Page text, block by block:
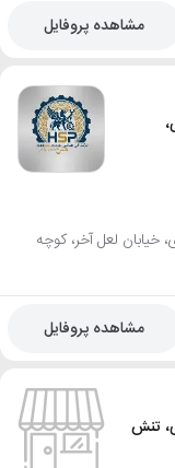
مشاهده پروفایل
خیابان لعل آخر، کوچه
مشاهده پروفایل
تنش